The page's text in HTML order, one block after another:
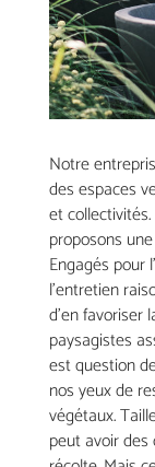
Notre
des espaces
et
proposons
Engagés pour
l’entretien
d’en favoriser
paysagistes
est question
nos yeux de
végétaux.
peut avoir